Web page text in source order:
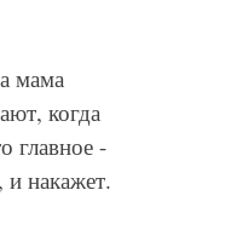
мама
когда
главное -
и накажет.